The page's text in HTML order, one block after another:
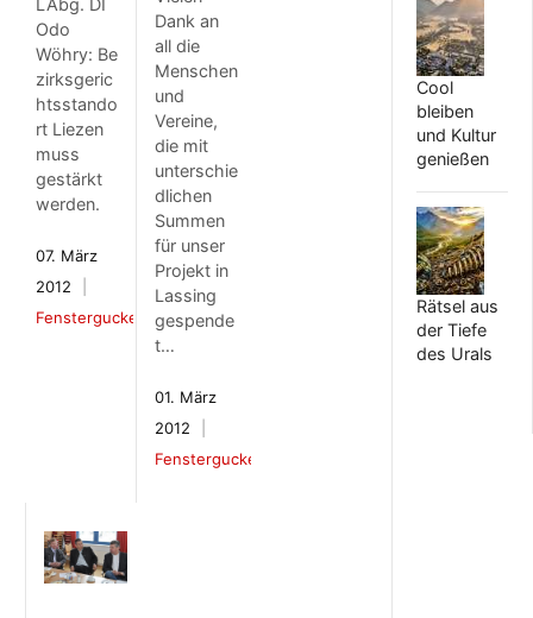
LAbg. DI
Odo
Wöhry: Be
zirksgeric
htsstando
rt Liezen
muss
gestärkt
werden.
07. März
2012
Fenstergucker
Dank an
all die
Menschen
und
Vereine,
die mit
unterschie
dlichen
Summen
für unser
Projekt in
Lassing
gespende
t…
01. März
2012
Fenstergucker
Cool
bleiben
und Kultur
genießen
Rätsel aus
der Tiefe
des Urals